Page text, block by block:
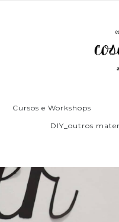
Cursos e Workshops
DIY_outros